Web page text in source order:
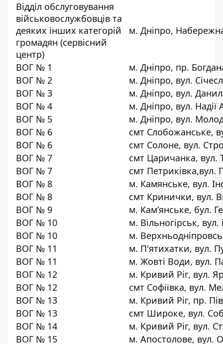
Відділ обслуговування
військовослужбовців та
деяких інших категорій
громадян (сервісний
центр)
м. Дніпро,
ВОГ № 1
м. Дніпро, пр.
ВОГ № 2
м. Дніпро, вул.
ВОГ № 3
м. Дніпро, вул.
ВОГ № 4
м. Дніпро, вул. Надії
ВОГ № 5
м. Дніпро, вул.
ВОГ № 6
смт Слобожанське,
ВОГ № 6
смт Солоне, вул.
ВОГ № 7
смт Царичанка, вул.
ВОГ № 7
смт Петриківка,вул.
ВОГ № 8
м. Камянське, вул.
ВОГ № 8
смт Кринички, вул.
ВОГ № 9
м. Кам’янське, бул.
ВОГ № 10
м. Вільногірськ,
ВОГ № 10
м.
ВОГ № 11
м. П'ятихатки, вул.
ВОГ № 11
м. Жовті Води, вул.
ВОГ № 12
м. Кривий Ріг, вул.
ВОГ № 12
смт Софіївка, вул.
ВОГ № 13
м. Кривий Ріг, пр.
ВОГ № 13
смт Широке, вул.
ВОГ № 14
м. Кривий Ріг, вул.
ВОГ № 15
м. Апостолове, вул.